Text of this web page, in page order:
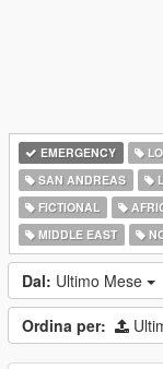
EMERGENCY
SAN ANDREAS
FICTIONAL
MIDDLE EAST
Dal: Ultimo Mese
Ordina per: